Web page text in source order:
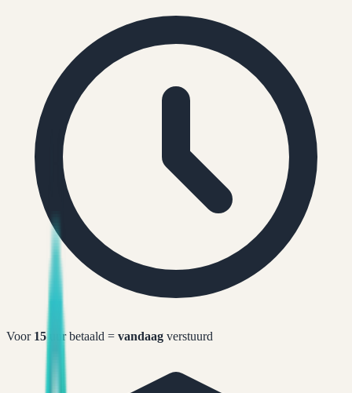
Voor 15 uur betaald = vandaag verstuurd